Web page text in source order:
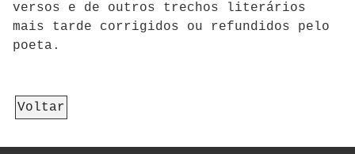
versos e de outros trechos literários
mais tarde corrigidos ou refundidos pelo
poeta.
Voltar